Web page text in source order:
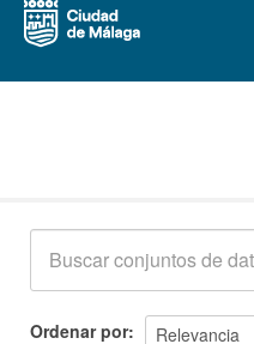
Ordenar por